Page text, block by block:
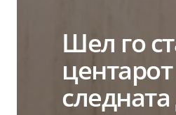
Шел го
центарот